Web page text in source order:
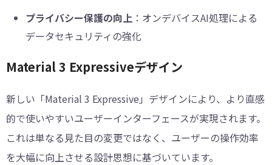
プライバシー保護の向上 ：オンデバイスAI処理による
データセキュリティの強化
Material 3 Expressiveデザイン
新しい「Material 3 Expressive」デザインにより、より直感
的で使いやすいユーザーインターフェースが実現されます。
これは単なる見た目の変更ではなく、ユーザーの操作効率
を大幅に向上させる設計思想に基づいています。